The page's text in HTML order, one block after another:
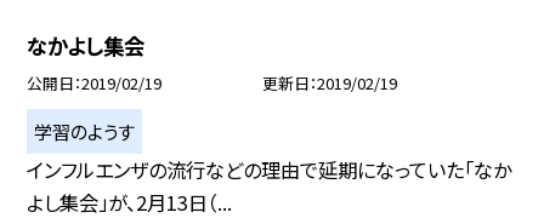
なかよし集会
公開日 2019/02/19 更新日 2019/02/19
学習のようす
インフルエンザの流行などの理由で延期になっていた「なか
よし集会」が、2月13日（...